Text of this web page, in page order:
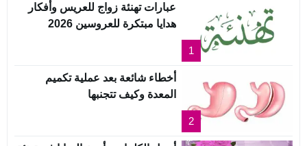
1
عبارات تهنئة زواج للعريس وأفكار
هدايا مبتكرة للعروسين 2026
2
أخطاء شائعة بعد عملية تكميم
المعدة وكيف تتجنبها